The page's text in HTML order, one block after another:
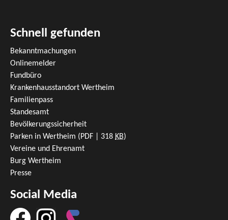
Schnell gefunden
Bekanntmachungen
Onlinemelder
Fundbüro
Krankenhausstandort Wertheim
Familienpass
Standesamt
Bevölkerungssicherheit
Parken in Wertheim (PDF | 318 KB)
Vereine und Ehrenamt
Burg Wertheim
Presse
Social Media